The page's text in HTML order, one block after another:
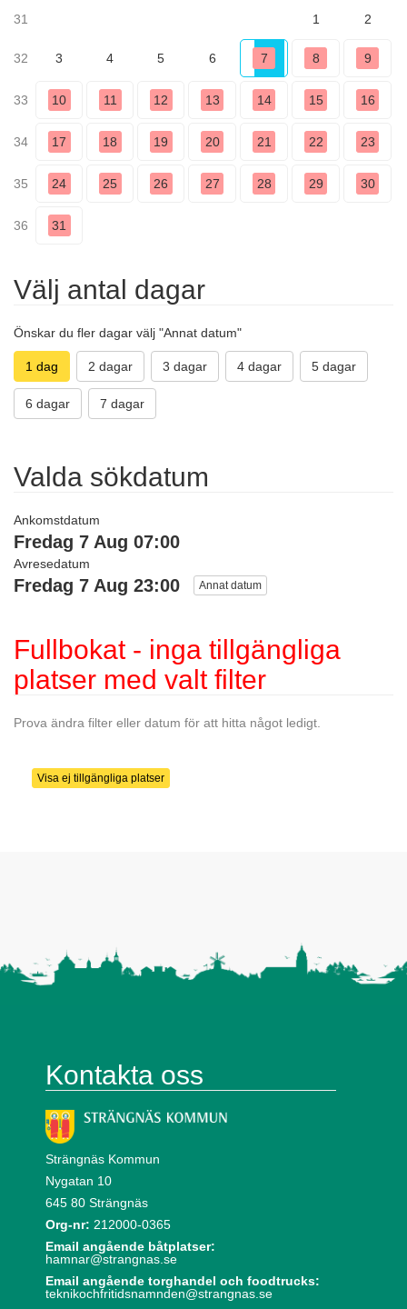
31
1 2
32 3 4 5 6 7 8 9
33 10 11 12 13 14 15 16
34 17 18 19 20 21 22 23
35 24 25 26 27 28 29 30
36 31
Välj antal dagar
Önskar du fler dagar välj "Annat datum"
1 dag 2 dagar 3 dagar 4 dagar 5 dagar
6 dagar 7 dagar
Valda sökdatum
Ankomstdatum
Fredag 7 Aug 07:00
Avresedatum
Fredag 7 Aug 23:00 Annat datum
Fullbokat - inga tillgängliga
platser med valt filter
Prova ändra filter eller datum för att hitta något ledigt.
Visa ej tillgängliga platser
Kontakta oss
Strängnäs Kommun
Nygatan 10
645 80 Strängnäs
Org-nr: 212000-0365
Email angående båtplatser:
hamnar@strangnas.se
Email angående torghandel och foodtrucks:
teknikochfritidsnamnden@strangnas.se